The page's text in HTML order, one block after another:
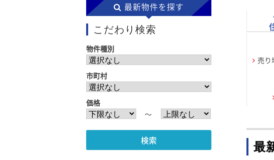
売り
最
最新物件を探す
こだわり検索
物件種別
市町村
価格
〜